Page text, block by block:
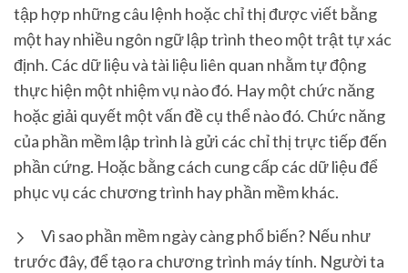
tập hợp những câu lệnh hoặc chỉ thị được viết bằng
một hay nhiều ngôn ngữ lập trình theo một trật tự xác
định. Các dữ liệu và tài liệu liên quan nhằm tự động
thực hiện một nhiệm vụ nào đó. Hay một chức năng
hoặc giải quyết một vấn đề cụ thể nào đó. Chức năng
của phần mềm lập trình là gửi các chỉ thị trực tiếp đến
phần cứng. Hoặc bằng cách cung cấp các dữ liệu để
phục vụ các chương trình hay phần mềm khác.
Vì sao phần mềm ngày càng phổ biến? Nếu như
trước đây, để tạo ra chương trình máy tính. Người ta